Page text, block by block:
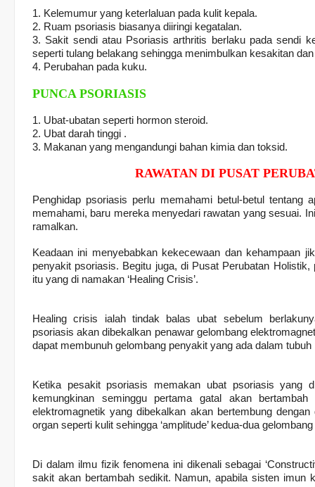
1. Kelemumur yang keterlaluan pada kulit kepala.
2. Ruam psoriasis biasanya diiringi kegatalan.
3. Sakit sendi atau Psoriasis arthritis berlaku pada sendi
seperti tulang belakang sehingga menimbulkan kesakitan
4. Perubahan pada kuku.
PUNCA PSORIASIS
1. Ubat-ubatan seperti hormon steroid.
2. Ubat darah tinggi .
3. Makanan yang mengandungi bahan kimia dan toksid.
RAWATAN DI PUSAT
Penghidap psoriasis perlu memahami betul-betul tentang
memahami, baru mereka menyedari rawatan yang sesuai.
ramalkan.
Keadaan ini menyebabkan kekecewaan dan kehampaan
penyakit psoriasis. Begitu juga, di Pusat Perubatan
itu yang di namakan ‘Healing Crisis’.
Healing crisis ialah tindak balas ubat sebelum
psoriasis akan dibekalkan penawar gelombang
dapat membunuh gelombang penyakit yang ada dalam
Ketika pesakit psoriasis memakan ubat psoriasis yang
kemungkinan seminggu pertama gatal akan
elektromagnetik yang dibekalkan akan bertembung
organ seperti kulit sehingga ‘amplitude’ kedua-dua
Di dalam ilmu fizik fenomena ini dikenali sebagai
sakit akan bertambah sedikit. Namun, apabila sisten imun